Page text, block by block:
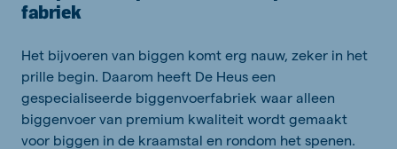
fabriek
Het bijvoeren van biggen komt erg nauw, zeker in het
prille begin. Daarom heeft De Heus een
gespecialiseerde biggenvoerfabriek waar alleen
biggenvoer van premium kwaliteit wordt gemaakt
voor biggen in de kraamstal en rondom het spenen.